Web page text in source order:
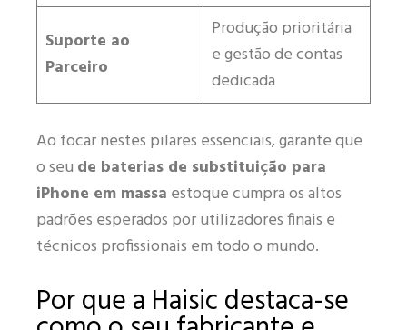
Suporte ao
Parceiro
Produção prioritária
e gestão de contas
dedicada
Ao focar nestes pilares essenciais, garante que
o seu de baterias de substituição para
iPhone em massa estoque cumpra os altos
padrões esperados por utilizadores finais e
técnicos profissionais em todo o mundo.
Por que a Haisic destaca-se